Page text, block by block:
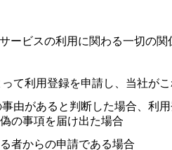
ービスの利用に関わる一切の関
て利用登録を申請し、当社が
由があると判断した場合、利
の事項を届け出た場合
者からの申請である場合